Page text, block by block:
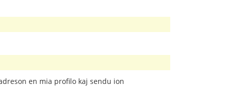
en mia profilo kaj sendu ion